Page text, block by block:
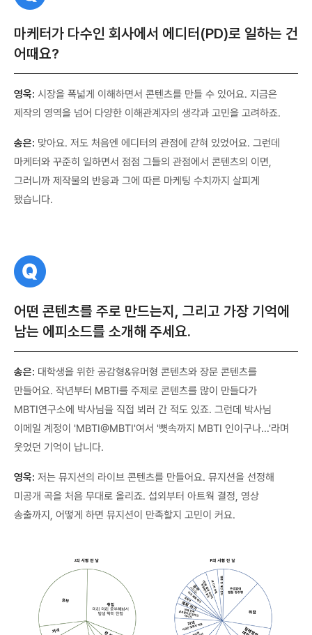
문
마케터가 다수인 회사에서 에디터(PD)로 일하는 건
어때요?
영욱: 시장을 폭넓게 이해하면서 콘텐츠를 만들 수 있어요. 지금은
제작의 영역을 넘어 다양한 이해관계자의 생각과 고민을 고려하죠.
송은: 맞아요. 저도 처음엔 에디터의 관점에 갇혀 있었어요. 그런데
마케터와 꾸준히 일하면서 점점 그들의 관점에서 콘텐츠의 이면,
그러니까 제작물의 반응과 그에 따른 마케팅 수치까지 살피게
됐습니다.
질
문
어떤 콘텐츠를 주로 만드는지, 그리고 가장 기억에
남는 에피소드를 소개해 주세요.
송은: 대학생을 위한 공감형&유머형 콘텐츠와 장문 콘텐츠를
만들어요. 작년부터 MBTI를 주제로 콘텐츠를 많이 만들다가
MBTI연구소에 박사님을 직접 뵈러 간 적도 있죠. 그런데 박사님
이메일 계정이 'MBTI@MBTI'여서 '뼛속까지 MBTI 인이구나…'라며
웃었던 기억이 납니다.
영욱: 저는 뮤지션의 라이브 콘텐츠를 만들어요. 뮤지션을 선정해
미공개 곡을 처음 무대로 올리죠. 섭외부터 아트웍 결정, 영상
송출까지, 어떻게 하면 뮤지션이 만족할지 고민이 커요.